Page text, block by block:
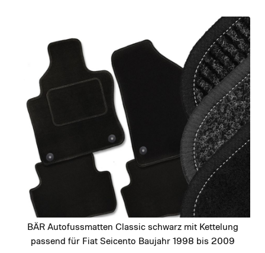
images
gallery
BÄR Autofussmatten Classic schwarz mit Kettelung
passend für Fiat Seicento Baujahr 1998 bis 2009